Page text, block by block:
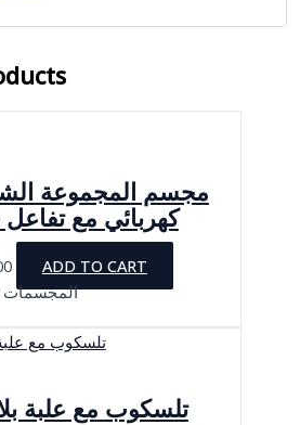
مجسم المجموعة
كهربائي مع
ADD TO CART
المجسمات
تلسكوب مع علبة